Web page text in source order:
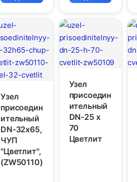
Узел
присоедин
ительный
DN-32х65,
ЧУП
"Цветлит",
(ZW50110)
Узел
присоедин
ительный
DN-25 х
70
Цветлит